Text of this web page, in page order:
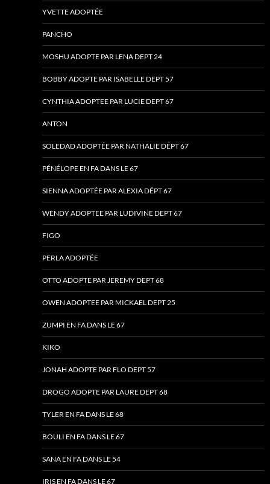
YVETTE ADOPTÉE
PANCHO
MOSHU ADOPTE PAR LENA DEPT 24
BOBBY ADOPTE PAR ISABELLE DEPT 57
CYNTHIA ADOPTEE PAR LUCIE DEPT 67
ANTON
SOLEDAD ADOPTÉE PAR NATHALIE DÉPT 67
PÉNÉLOPE EN FA DANS LE 67
SIENNA ADOPTÉE PAR ALEXIA DÉPT 67
WENDY ADOPTEE PAR LUDIVINE DEPT 67
FIGO
PERLA ADOPTÉE
OTTO ADOPTE PAR JEREMY DEPT 68
OWEN ADOPTEE PAR MICKAEL DEPT 25
ZUMPI EN FA DANS LE 67
KIKO
JONAH ADOPTE PAR FLO DEPT 57
DROGO ADOPTE PAR LAURE DEPT 68
TYLER EN FA DANS LE 68
BOULI EN FA DANS LE 67
SANA EN FA DANS LE 54
IRIS EN FA DANS LE 67